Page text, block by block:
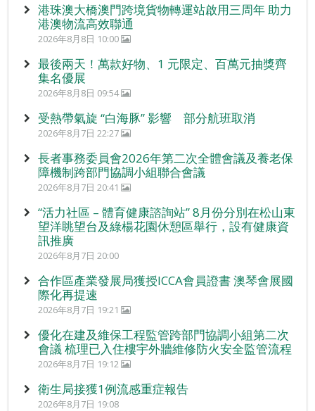
港珠澳大橋澳門跨境貨物轉運站啟用三周年 助力
港澳物流高效聯通
2026年8月8日 10:00
最後兩天！萬款好物、1 元限定、百萬元抽獎齊
集名優展
2026年8月8日 09:54
受熱帶氣旋 “白海豚” 影響 部分航班取消
2026年8月7日 22:27
長者事務委員會2026年第二次全體會議及養老保
障機制跨部門協調小組聯合會議
2026年8月7日 20:41
“活力社區 – 體育健康諮詢站” 8月份分別在松山東
望洋眺望台及綠楊花園休憩區舉行，設有健康資
訊推廣
2026年8月7日 20:00
合作區產業發展局獲授ICCA會員證書 澳琴會展國
際化再提速
2026年8月7日 19:21
優化在建及維保工程監管跨部門協調小組第二次
會議 梳理已入住樓宇外牆維修防火安全監管流程
2026年8月7日 19:12
衛生局接獲1例流感重症報告
2026年8月7日 19:08